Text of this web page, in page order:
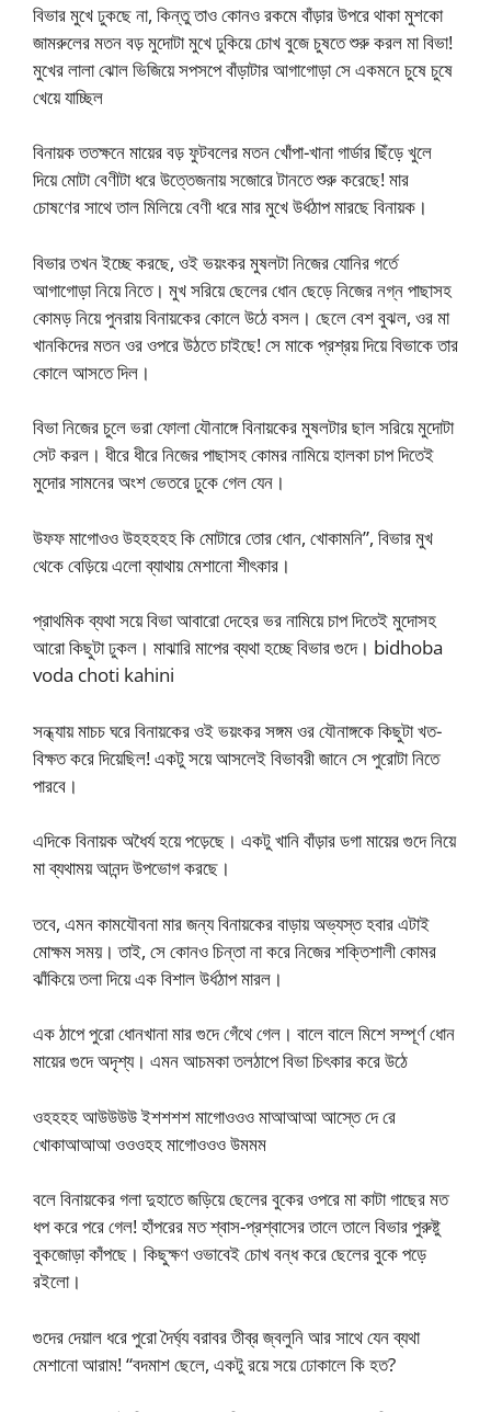
বিভার মুখে ঢুকছে না, কিন্তু তাও কোনও রকমে বাঁড়ার উপরে থাকা মুশকো
জামরুলের মতন বড় মুদোটা মুখে ঢুকিয়ে চোখ বুজে চুষতে শুরু করল মা বিভা!
মুখের লালা ঝোল ভিজিয়ে সপসপে বাঁড়াটার আগাগোড়া সে একমনে চুষে চুষে
খেয়ে যাচ্ছিল
বিনায়ক ততক্ষনে মায়ের বড় ফুটবলের মতন খোঁপা-খানা গার্ডার ছিঁড়ে খুলে
দিয়ে মোটা বেণীটা ধরে উত্তেজনায় সজোরে টানতে শুরু করেছে! মার
চোষণের সাথে তাল মিলিয়ে বেণী ধরে মার মুখে উর্ধঠাপ মারছে বিনায়ক।
বিভার তখন ইচ্ছে করছে, ওই ভয়ংকর মুষলটা নিজের যোনির গর্তে
আগাগোড়া নিয়ে নিতে। মুখ সরিয়ে ছেলের ধোন ছেড়ে নিজের নগ্ন পাছাসহ
কোমড় নিয়ে পুনরায় বিনায়কের কোলে উঠে বসল। ছেলে বেশ বুঝল, ওর মা
খানকিদের মতন ওর ওপরে উঠতে চাইছে! সে মাকে প্রশ্রয় দিয়ে বিভাকে তার
কোলে আসতে দিল।
বিভা নিজের চুলে ভরা ফোলা যৌনাঙ্গে বিনায়কের মুষলটার ছাল সরিয়ে মুদোটা
সেট করল। ধীরে ধীরে নিজের পাছাসহ কোমর নামিয়ে হালকা চাপ দিতেই
মুদোর সামনের অংশ ভেতরে ঢুকে গেল যেন।
উফফ মাগোওও উহহহহহ কি মোটারে তোর ধোন, খোকামনি”, বিভার মুখ
থেকে বেড়িয়ে এলো ব্যাথায় মেশানো শীৎকার।
প্রাথমিক ব্যথা সয়ে বিভা আবারো দেহের ভর নামিয়ে চাপ দিতেই মুদোসহ
আরো কিছুটা ঢুকল। মাঝারি মাপের ব্যথা হচ্ছে বিভার গুদে। bidhoba
voda choti kahini
সন্ধ্যায় মাচচ ঘরে বিনায়কের ওই ভয়ংকর সঙ্গম ওর যৌনাঙ্গকে কিছুটা খত-
বিক্ষত করে দিয়েছিল! একটু সয়ে আসলেই বিভাবরী জানে সে পুরোটা নিতে
পারবে।
এদিকে বিনায়ক অধৈর্য হয়ে পড়েছে। একটু খানি বাঁড়ার ডগা মায়ের গুদে নিয়ে
মা ব্যথাময় আনন্দ উপভোগ করছে।
তবে, এমন কামযৌবনা মার জন্য বিনায়কের বাড়ায় অভ্যস্ত হবার এটাই
মোক্ষম সময়। তাই, সে কোনও চিন্তা না করে নিজের শক্তিশালী কোমর
ঝাঁকিয়ে তলা দিয়ে এক বিশাল উর্ধঠাপ মারল।
এক ঠাপে পুরো ধোনখানা মার গুদে গেঁথে গেল। বালে বালে মিশে সম্পূর্ণ ধোন
মায়ের গুদে অদৃশ্য। এমন আচমকা তলঠাপে বিভা চিৎকার করে উঠে
ওহহহহ আউউউউ ইশশশশ মাগোওওও মাআআআ আস্তে দে রে
খোকাআআআ ওওওহহ মাগোওওও উমমম
বলে বিনায়কের গলা দুহাতে জড়িয়ে ছেলের বুকের ওপরে মা কাটা গাছের মত
ধপ করে পরে গেল! হাঁপরের মত শ্বাস-প্রশ্বাসের তালে তালে বিভার পুরুষ্টু
বুকজোড়া কাঁপছে। কিছুক্ষণ ওভাবেই চোখ বন্ধ করে ছেলের বুকে পড়ে
রইলো।
গুদের দেয়াল ধরে পুরো দৈর্ঘ্য বরাবর তীব্র জ্বলুনি আর সাথে যেন ব্যথা
মেশানো আরাম! “বদমাশ ছেলে, একটু রয়ে সয়ে ঢোকালে কি হত?